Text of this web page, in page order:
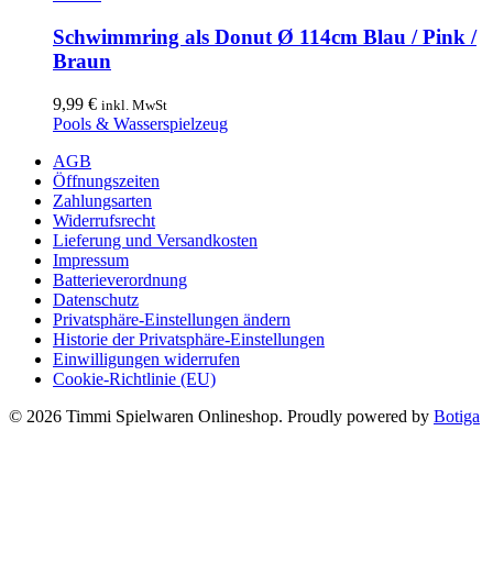
weist
mehrere
Varianten
Die
Optionen
der
Produktseite
gewählt
werden
Schwimmring als Donut Ø 114cm Blau / Pink /
Braun
9,99 € inkl. MwSt
Pools & Wasserspielzeug
AGB
Öffnungszeiten
Zahlungsarten
Widerrufsrecht
Lieferung und Versandkosten
Impressum
Batterieverordnung
Datenschutz
Privatsphäre-Einstellungen ändern
Historie der Privatsphäre-Einstellungen
Einwilligungen widerrufen
Cookie-Richtlinie (EU)
© 2026 Timmi Spielwaren Onlineshop. Proudly powered by Botiga